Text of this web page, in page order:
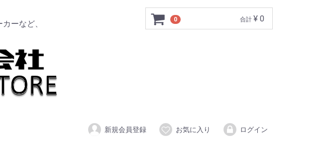
ーなど、
0 合計 ¥ 0
新規会員登録 お気に入り ログイン